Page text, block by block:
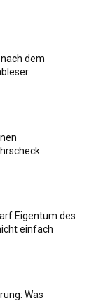
dem
Eigentum des
einfach
Was